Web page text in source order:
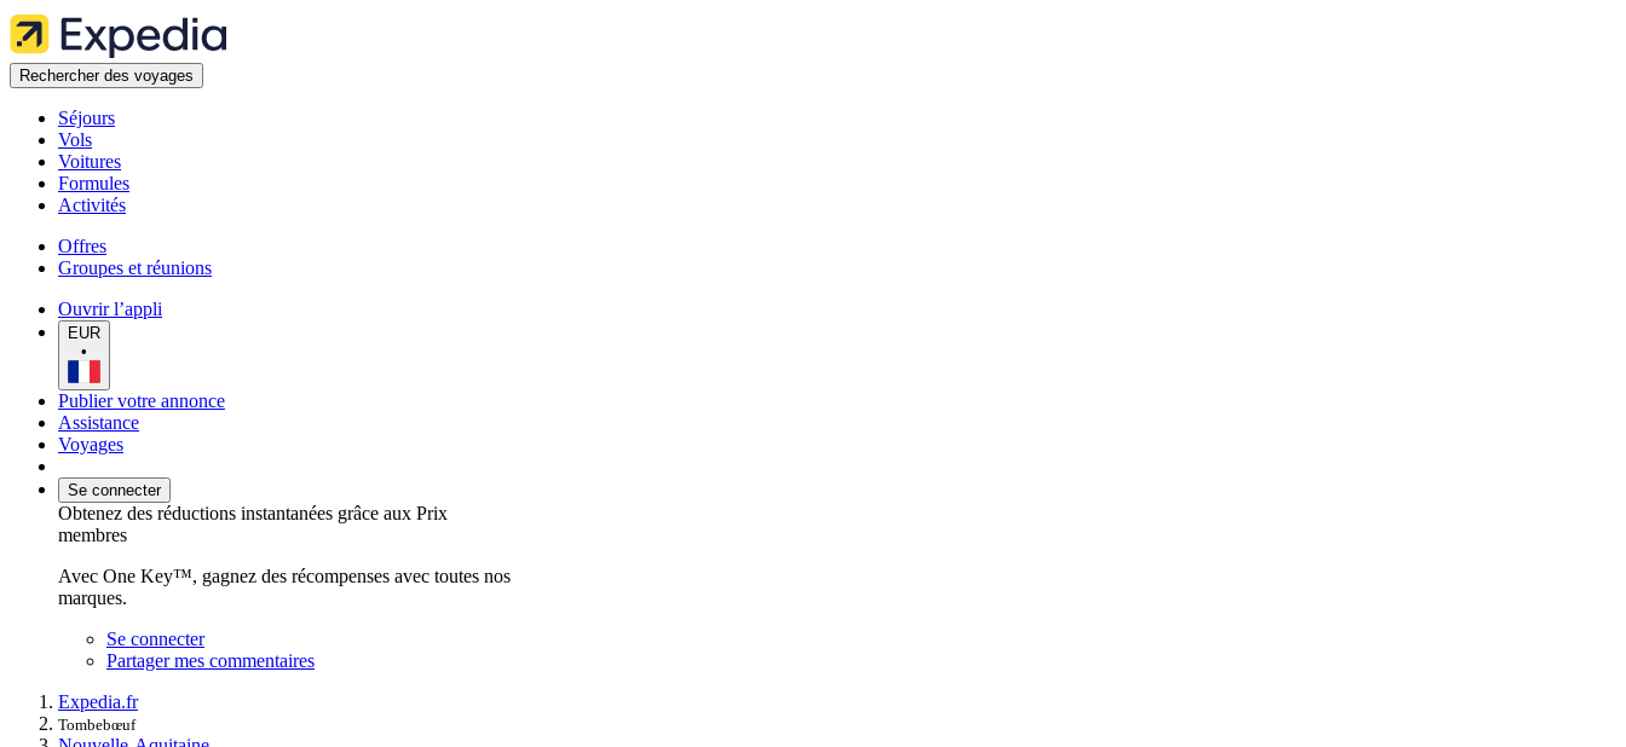
Rechercher des voyages
Séjours
Vols
Voitures
Formules
Activités
Offres
Groupes et réunions
Ouvrir l’appli
EUR
•
Publier votre annonce
Assistance
Voyages
Se connecter
Obtenez des réductions instantanées grâce aux Prix
membres
Avec One Key™, gagnez des récompenses avec toutes nos
marques.
Se connecter
Partager mes commentaires
Expedia.fr
Tombebœuf